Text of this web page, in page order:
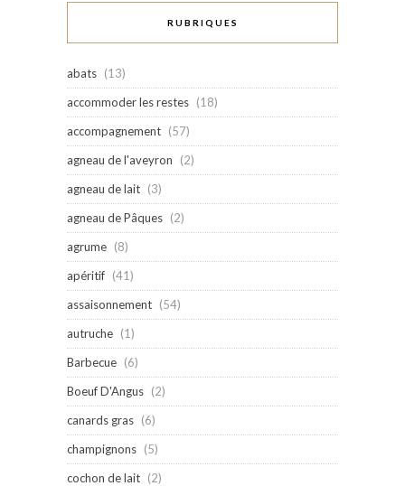
RUBRIQUES
abats (13)
accommoder les restes (18)
accompagnement (57)
agneau de l'aveyron
(2)
agneau de lait (3)
agneau de Pâques (2)
agrume (8)
apéritif (41)
assaisonnement (54)
autruche (1)
Barbecue (6)
Boeuf D'Angus (2)
canards gras (6)
champignons (5)
cochon de lait (2)